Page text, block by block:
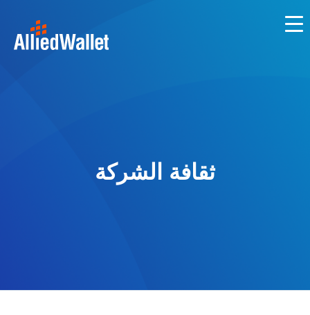
to
ثقافة الشركة